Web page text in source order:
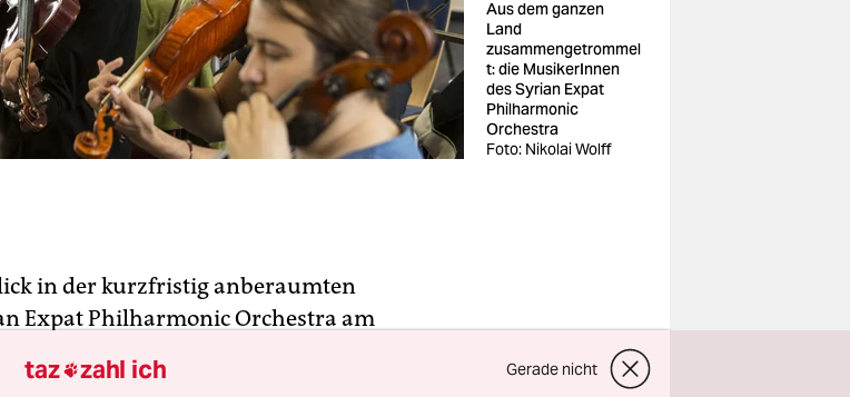
Aus dem ganzen
Land
zusammengetrommel
t: die MusikerInnen
des Syrian Expat
Philharmonic
Orchestra
Foto: Nikolai Wolff
in der kurzfristig anberaumten
Expat Philharmonic Orchestra am
nämlich. Denn erst heute sind die Musiker
taz zahl ich Gerade nicht